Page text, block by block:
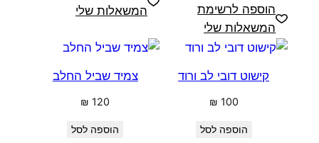
הוספה לרשימת
המשאלות שלי
המשאלות שלי
קישוט דובי לב ורוד
₪ 100
הוספה לסל
צמיד שביל החלב
₪ 120
הוספה לסל